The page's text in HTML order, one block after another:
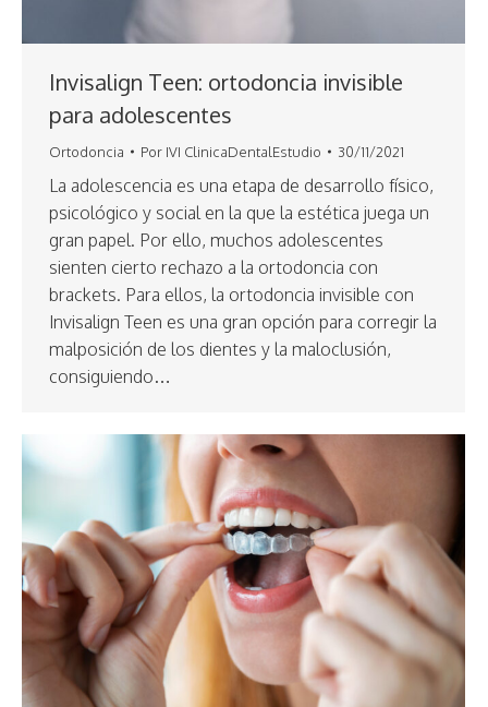
Invisalign Teen: ortodoncia invisible
para adolescentes
Ortodoncia Por IVI ClinicaDentalEstudio 30/11/2021
La adolescencia es una etapa de desarrollo físico,
psicológico y social en la que la estética juega un
gran papel. Por ello, muchos adolescentes
sienten cierto rechazo a la ortodoncia con
brackets. Para ellos, la ortodoncia invisible con
Invisalign Teen es una gran opción para corregir la
malposición de los dientes y la maloclusión,
consiguiendo…